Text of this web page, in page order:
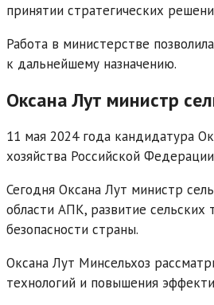
принятии стратегических
Работа в министерстве
к дальнейшему назначению.
Оксана Лут министр
11 мая 2024 года кандидатура
хозяйства Российской
Сегодня Оксана Лут министр
области АПК, развитие
безопасности страны.
Оксана Лут Минсельхоз
технологий и повышения